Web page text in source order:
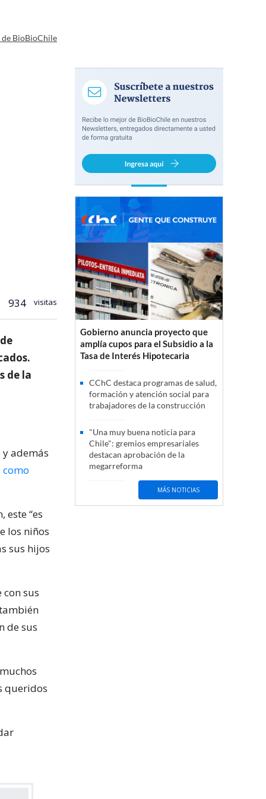
BioBioChile
934 visitas
de la
además
este “es
los niños
sus hijos
sus
de sus
queridos
Gobierno anuncia proyecto que
amplía cupos para el Subsidio a la
Tasa de Interés Hipotecaria
CChC destaca programas de salud,
formación y atención social para
trabajadores de la construcción
"Una muy buena noticia para
Chile": gremios empresariales
destacan aprobación de la
megarreforma
MÁS NOTICIAS